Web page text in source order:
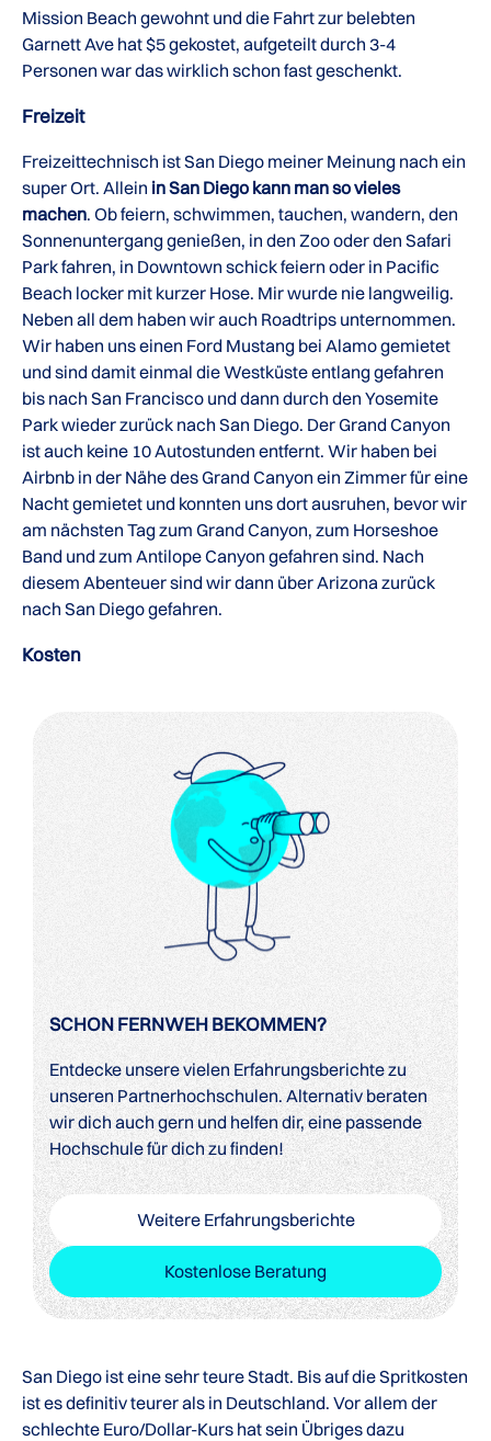
Mission Beach gewohnt und die Fahrt zur belebten
Garnett Ave hat $5 gekostet, aufgeteilt durch 3-4
Personen war das wirklich schon fast geschenkt.
Freizeit
Freizeittechnisch ist San Diego meiner Meinung nach ein
super Ort. Allein in San Diego kann man so vieles
machen. Ob feiern, schwimmen, tauchen, wandern, den
Sonnenuntergang genießen, in den Zoo oder den Safari
Park fahren, in Downtown schick feiern oder in Pacific
Beach locker mit kurzer Hose. Mir wurde nie langweilig.
Neben all dem haben wir auch Roadtrips unternommen.
Wir haben uns einen Ford Mustang bei Alamo gemietet
und sind damit einmal die Westküste entlang gefahren
bis nach San Francisco und dann durch den Yosemite
Park wieder zurück nach San Diego. Der Grand Canyon
ist auch keine 10 Autostunden entfernt. Wir haben bei
Airbnb in der Nähe des Grand Canyon ein Zimmer für eine
Nacht gemietet und konnten uns dort ausruhen, bevor wir
am nächsten Tag zum Grand Canyon, zum Horseshoe
Band und zum Antilope Canyon gefahren sind. Nach
diesem Abenteuer sind wir dann über Arizona zurück
nach San Diego gefahren.
Kosten
SCHON FERNWEH BEKOMMEN?
Entdecke unsere vielen Erfahrungsberichte zu
unseren Partnerhochschulen. Alternativ beraten
wir dich auch gern und helfen dir, eine passende
Hochschule für dich zu finden!
Weitere Erfahrungsberichte
Kostenlose Beratung
San Diego ist eine sehr teure Stadt. Bis auf die Spritkosten
ist es definitiv teurer als in Deutschland. Vor allem der
schlechte Euro/Dollar-Kurs hat sein Übriges dazu